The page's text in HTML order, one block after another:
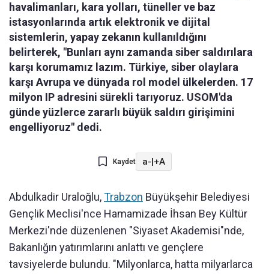
havalimanları, kara yolları, tüneller ve baz
istasyonlarında artık elektronik ve dijital
sistemlerin, yapay zekanın kullanıldığını
belirterek, "Bunları aynı zamanda siber saldırılara
karşı korumamız lazım. Türkiye, siber olaylara
karşı Avrupa ve dünyada rol model ülkelerden. 17
milyon IP adresini sürekli tarıyoruz. USOM'da
günde yüzlerce zararlı büyük saldırı girişimini
engelliyoruz" dedi.
Kaydet a-|+A
Abdulkadir Uraloğlu,Trabzon Büyükşehir Belediyesi
Gençlik Meclisi'nce Hamamizade İhsan Bey Kültür
Merkezi'nde düzenlenen "Siyaset Akademisi"nde,
Bakanlığın yatırımlarını anlattı ve gençlere
tavsiyelerde bulundu. "Milyonlarca, hatta milyarlarca